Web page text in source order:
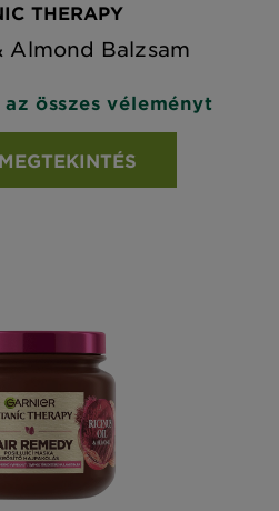
THERAPY
Almond Balzsam
az összes véleményt